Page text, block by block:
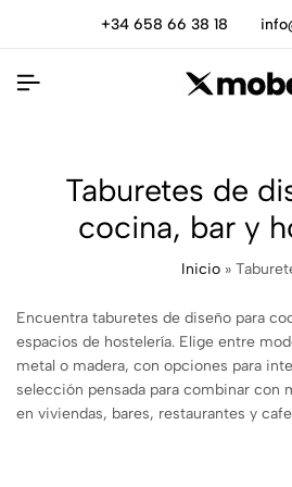
+34 658 66 38 18
Taburetes de
cocina, bar y
Inicio »
Encuentra taburetes de diseño para
espacios de hostelería. Elige entre
metal o madera, con opciones para
selección pensada para combinar con
en viviendas, bares, restaurantes y